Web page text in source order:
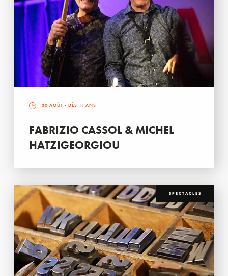
30 AOÛT - DÈS 11 ANS
FABRIZIO CASSOL & MICHEL
HATZIGEORGIOU
SPECTACLES